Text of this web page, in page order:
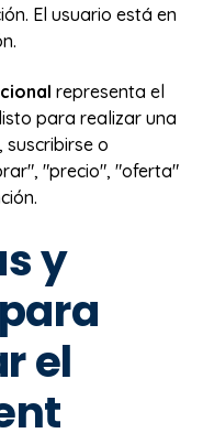
El usuario está en
representa el
para realizar una
suscribirse o
"precio", "oferta"
y
el